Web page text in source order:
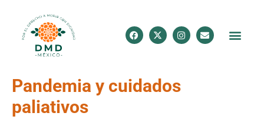
Pandemia y cuidados
paliativos